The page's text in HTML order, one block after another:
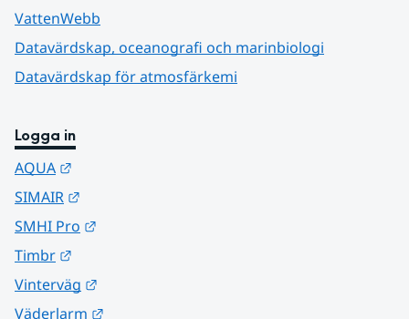
VattenWebb
Datavärdskap, oceanografi och marinbiologi
Datavärdskap för atmosfärkemi
Logga in
AQUA
SIMAIR
SMHI Pro
Timbr
Vinterväg
Väderlarm